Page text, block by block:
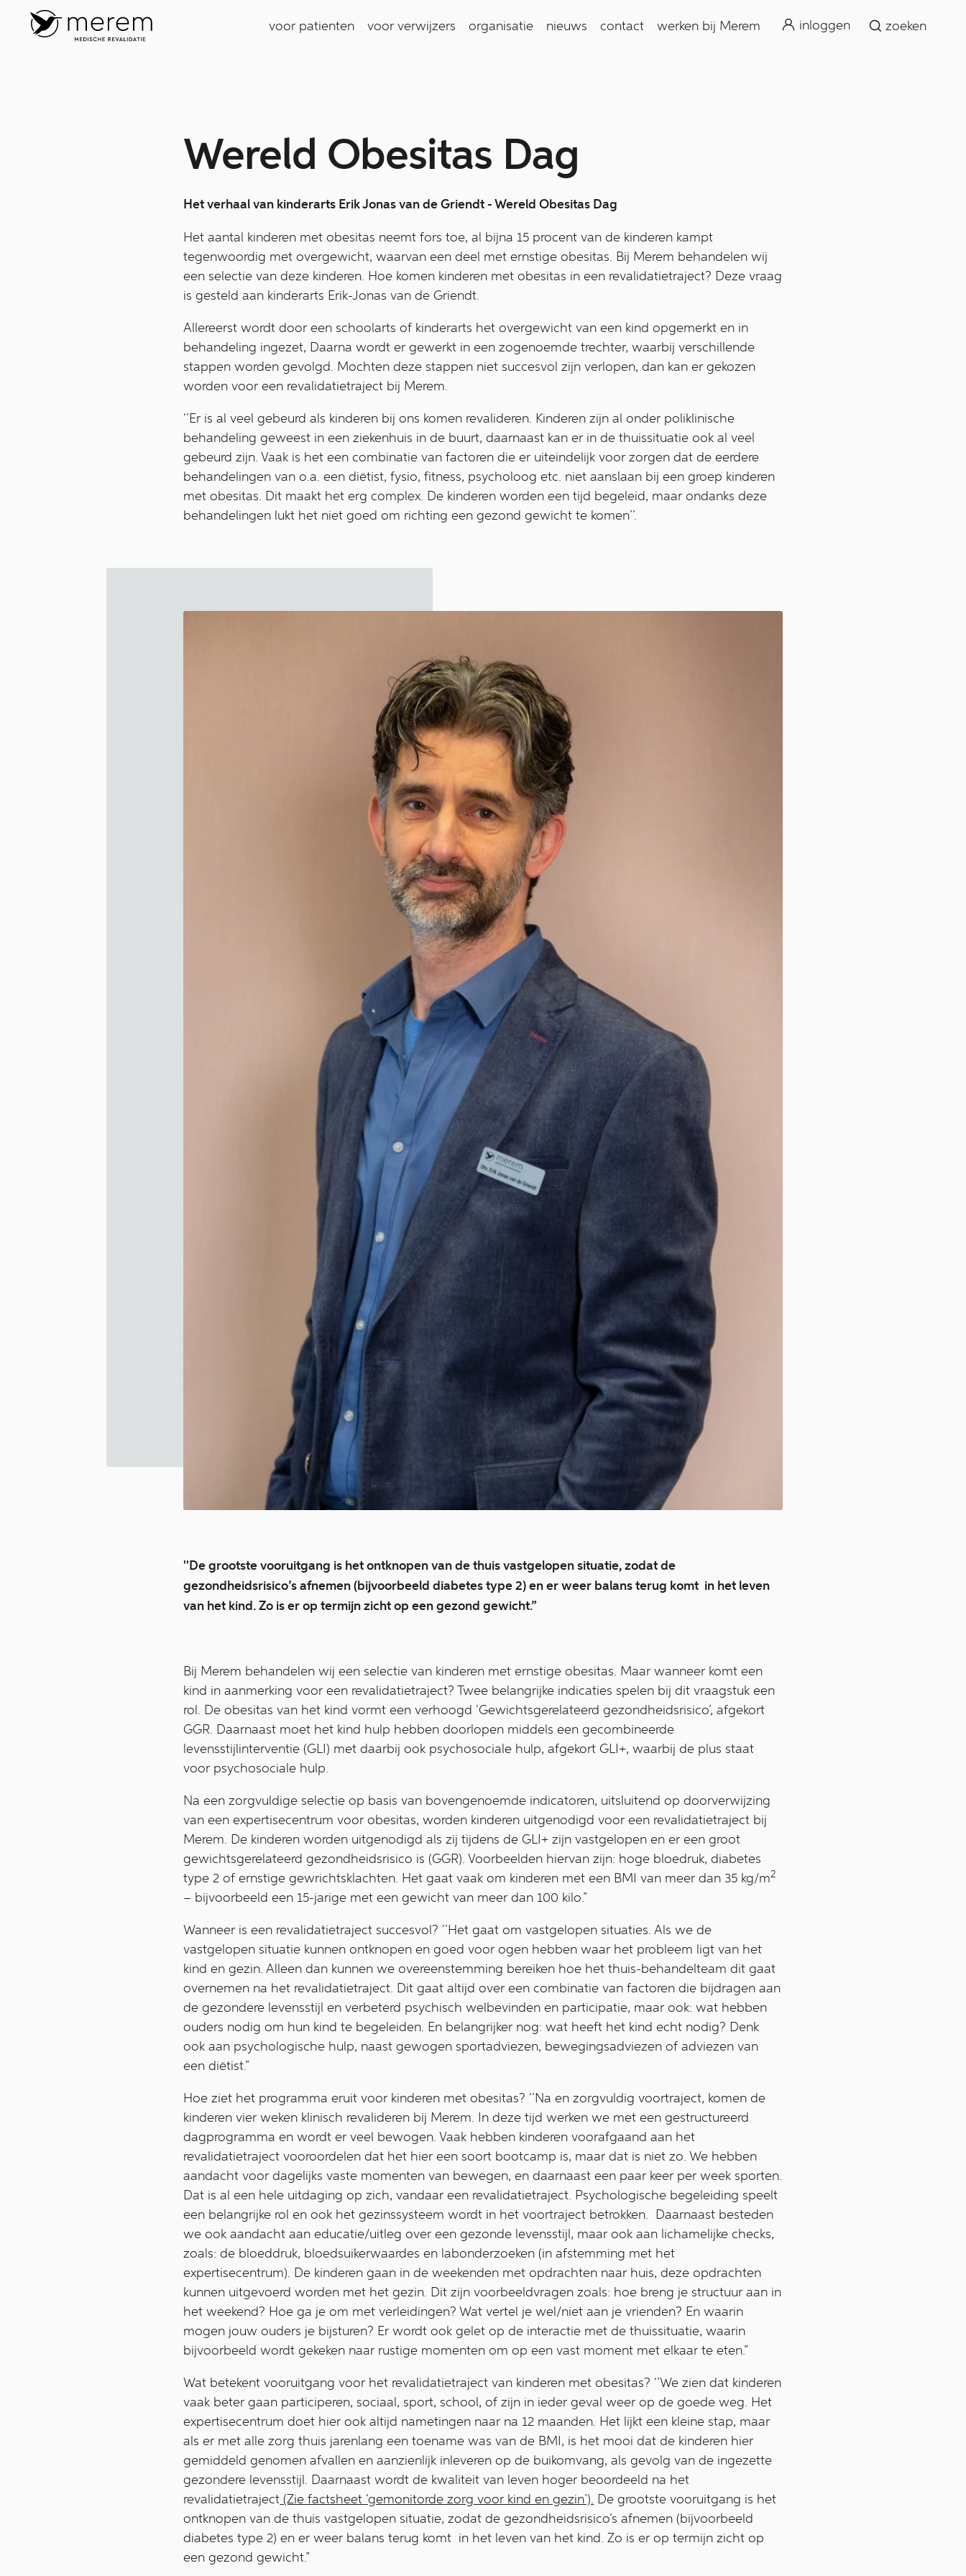
voor patienten voor verwijzers organisatie nieuws contact werken bij Merem inloggen zoeken
zoeken
Wereld Obesitas Dag
Het verhaal van kinderarts Erik Jonas van de Griendt - Wereld Obesitas Dag
Het aantal kinderen met obesitas neemt fors toe, al bijna 15 procent van de kinderen kampt
tegenwoordig met overgewicht, waarvan een deel met ernstige obesitas. Bij Merem behandelen wij
een selectie van deze kinderen. Hoe komen kinderen met obesitas in een revalidatietraject? Deze vraag
is gesteld aan kinderarts Erik-Jonas van de Griendt.
Allereerst wordt door een schoolarts of kinderarts het overgewicht van een kind opgemerkt en in
behandeling ingezet, Daarna wordt er gewerkt in een zogenoemde trechter, waarbij verschillende
stappen worden gevolgd. Mochten deze stappen niet succesvol zijn verlopen, dan kan er gekozen
worden voor een revalidatietraject bij Merem.
‘’Er is al veel gebeurd als kinderen bij ons komen revalideren. Kinderen zijn al onder poliklinische
behandeling geweest in een ziekenhuis in de buurt, daarnaast kan er in de thuissituatie ook al veel
gebeurd zijn. Vaak is het een combinatie van factoren die er uiteindelijk voor zorgen dat de eerdere
behandelingen van o.a. een diëtist, fysio, fitness, psycholoog etc. niet aanslaan bij een groep kinderen
met obesitas. Dit maakt het erg complex. De kinderen worden een tijd begeleid, maar ondanks deze
behandelingen lukt het niet goed om richting een gezond gewicht te komen’’.
''De grootste vooruitgang is het ontknopen van de thuis vastgelopen situatie, zodat de
gezondheidsrisico’s afnemen (bijvoorbeeld diabetes type 2) en er weer balans terug komt in het leven
van het kind. Zo is er op termijn zicht op een gezond gewicht.”
Bij Merem behandelen wij een selectie van kinderen met ernstige obesitas. Maar wanneer komt een
kind in aanmerking voor een revalidatietraject? Twee belangrijke indicaties spelen bij dit vraagstuk een
rol. De obesitas van het kind vormt een verhoogd ‘Gewichtsgerelateerd gezondheidsrisico’, afgekort
GGR. Daarnaast moet het kind hulp hebben doorlopen middels een gecombineerde
levensstijlinterventie (GLI) met daarbij ook psychosociale hulp, afgekort GLI+, waarbij de plus staat
voor psychosociale hulp.
Na een zorgvuldige selectie op basis van bovengenoemde indicatoren, uitsluitend op doorverwijzing
van een expertisecentrum voor obesitas, worden kinderen uitgenodigd voor een revalidatietraject bij
Merem. De kinderen worden uitgenodigd als zij tijdens de GLI+ zijn vastgelopen en er een groot
gewichtsgerelateerd gezondheidsrisico is (GGR). Voorbeelden hiervan zijn: hoge bloedruk, diabetes
type 2 of ernstige gewrichtsklachten. Het gaat vaak om kinderen met een BMI van meer dan 35 kg/m2
– bijvoorbeeld een 15-jarige met een gewicht van meer dan 100 kilo.”
Wanneer is een revalidatietraject succesvol? ‘’Het gaat om vastgelopen situaties. Als we de
vastgelopen situatie kunnen ontknopen en goed voor ogen hebben waar het probleem ligt van het
kind en gezin. Alleen dan kunnen we overeenstemming bereiken hoe het thuis-behandelteam dit gaat
overnemen na het revalidatietraject. Dit gaat altijd over een combinatie van factoren die bijdragen aan
de gezondere levensstijl en verbeterd psychisch welbevinden en participatie, maar ook: wat hebben
ouders nodig om hun kind te begeleiden. En belangrijker nog: wat heeft het kind echt nodig? Denk
ook aan psychologische hulp, naast gewogen sportadviezen, bewegingsadviezen of adviezen van
een diëtist.”
Hoe ziet het programma eruit voor kinderen met obesitas? ‘’Na en zorgvuldig voortraject, komen de
kinderen vier weken klinisch revalideren bij Merem. In deze tijd werken we met een gestructureerd
dagprogramma en wordt er veel bewogen. Vaak hebben kinderen voorafgaand aan het
revalidatietraject vooroordelen dat het hier een soort bootcamp is, maar dat is niet zo. We hebben
aandacht voor dagelijks vaste momenten van bewegen, en daarnaast een paar keer per week sporten.
Dat is al een hele uitdaging op zich, vandaar een revalidatietraject. Psychologische begeleiding speelt
een belangrijke rol en ook het gezinssysteem wordt in het voortraject betrokken. Daarnaast besteden
we ook aandacht aan educatie/uitleg over een gezonde levensstijl, maar ook aan lichamelijke checks,
zoals: de bloeddruk, bloedsuikerwaardes en labonderzoeken (in afstemming met het
expertisecentrum). De kinderen gaan in de weekenden met opdrachten naar huis, deze opdrachten
kunnen uitgevoerd worden met het gezin. Dit zijn voorbeeldvragen zoals: hoe breng je structuur aan in
het weekend? Hoe ga je om met verleidingen? Wat vertel je wel/niet aan je vrienden? En waarin
mogen jouw ouders je bijsturen? Er wordt ook gelet op de interactie met de thuissituatie, waarin
bijvoorbeeld wordt gekeken naar rustige momenten om op een vast moment met elkaar te eten.”
Wat betekent vooruitgang voor het revalidatietraject van kinderen met obesitas? ‘’We zien dat kinderen
vaak beter gaan participeren, sociaal, sport, school, of zijn in ieder geval weer op de goede weg. Het
expertisecentrum doet hier ook altijd nametingen naar na 12 maanden. Het lijkt een kleine stap, maar
als er met alle zorg thuis jarenlang een toename was van de BMI, is het mooi dat de kinderen hier
gemiddeld genomen afvallen en aanzienlijk inleveren op de buikomvang, als gevolg van de ingezette
gezondere levensstijl. Daarnaast wordt de kwaliteit van leven hoger beoordeeld na het
revalidatietraject (Zie factsheet ‘gemonitorde zorg voor kind en gezin’). De grootste vooruitgang is het
ontknopen van de thuis vastgelopen situatie, zodat de gezondheidsrisico’s afnemen (bijvoorbeeld
diabetes type 2) en er weer balans terug komt in het leven van het kind. Zo is er op termijn zicht op
een gezond gewicht.”